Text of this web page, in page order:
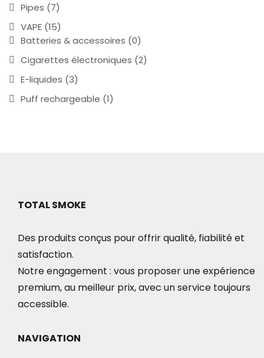
Pipes (7)
VAPE (15)
Batteries & accessoires (0)
Cigarettes électroniques (2)
E-liquides (3)
Puff rechargeable (1)
TOTAL SMOKE
Des produits conçus pour offrir qualité, fiabilité et
satisfaction.
Notre engagement : vous proposer une expérience
premium, au meilleur prix, avec un service toujours
accessible.
NAVIGATION